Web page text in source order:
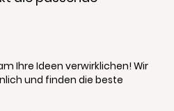
Ihre Ideen verwirklichen! Wir
und finden die beste